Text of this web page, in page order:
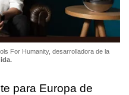
For Humanity, desarrolladora de la
para Europa de